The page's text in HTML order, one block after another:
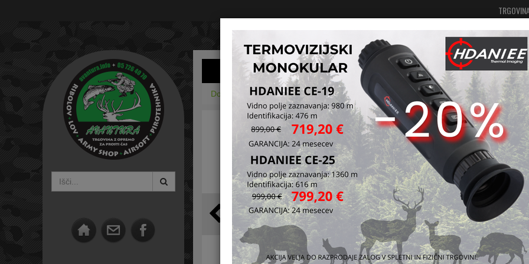
Prijavi se
Vaša košarica je še prazna
Domov Army oblačila in oprema Pokrivala Rute in bandane
Ruta
Kataloška
Vprašaj za
Pošlji prijatelju
Spletna